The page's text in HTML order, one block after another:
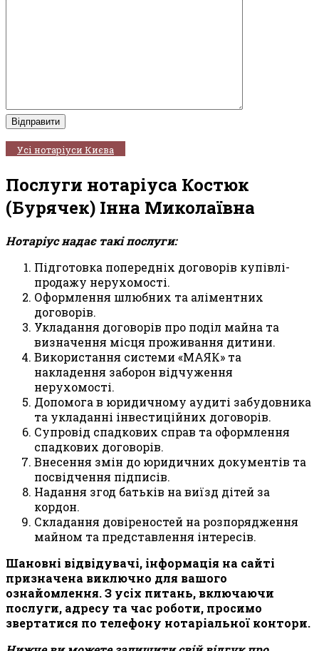
Усі нотаріуси Києва
Послуги нотаріуса Костюк
(Бурячек) Інна Миколаївна
Нотаріус надає такі послуги:
Підготовка попередніх договорів купівлі-
продажу нерухомості.
Оформлення шлюбних та аліментних
договорів.
Укладання договорів про поділ майна та
визначення місця проживання дитини.
Використання системи «МАЯК» та
накладення заборон відчуження
нерухомості.
Допомога в юридичному аудиті забудовника
та укладанні інвестиційних договорів.
Супровід спадкових справ та оформлення
спадкових договорів.
Внесення змін до юридичних документів та
посвідчення підписів.
Надання згод батьків на виїзд дітей за
кордон.
Складання довіреностей на розпорядження
майном та представлення інтересів.
Шановні відвідувачі, інформація на сайті
призначена виключно для вашого
ознайомлення. З усіх питань, включаючи
послуги, адресу та час роботи, просимо
звертатися по телефону нотаріальної контори.